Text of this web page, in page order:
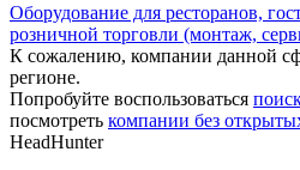
Оборудование для ресторанов,
розничной торговли (монтаж,
К сожалению, компании данной
регионе.
Попробуйте воспользоваться
посмотреть компании без
HeadHunter